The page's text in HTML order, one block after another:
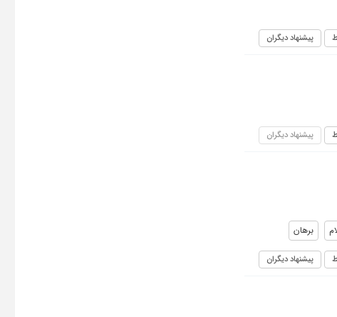
پیشنهاد دیگران
پیشنهاد دیگران
برهان
پیشنهاد دیگران